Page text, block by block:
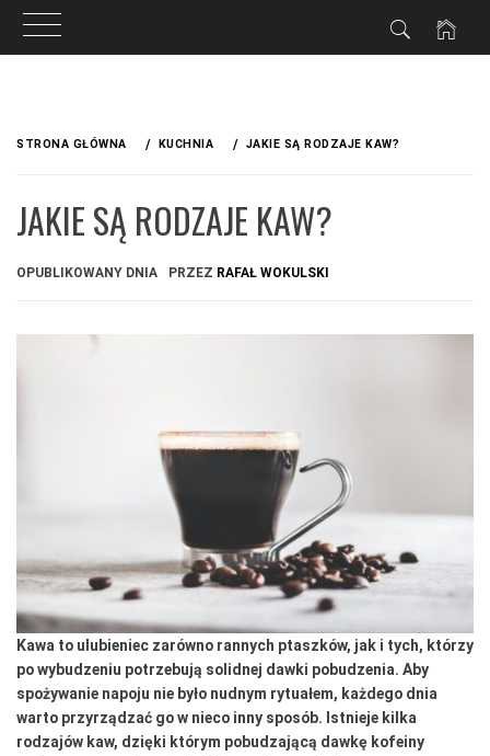
treściSTRONA GŁÓWNA KUCHNIA JAKIE SĄ RODZAJE KAW?
JAKIE SĄ RODZAJE KAW?
OPUBLIKOWANY DNIA PRZEZ RAFAŁ WOKULSKI
Kawa to ulubieniec zarówno rannych ptaszków, jak i tych, którzy
po wybudzeniu potrzebują solidnej dawki pobudzenia. Aby
spożywanie napoju nie było nudnym rytuałem, każdego dnia
warto przyrządzać go w nieco inny sposób. Istnieje kilka
rodzajów kaw, dzięki którym pobudzającą dawkę kofeiny